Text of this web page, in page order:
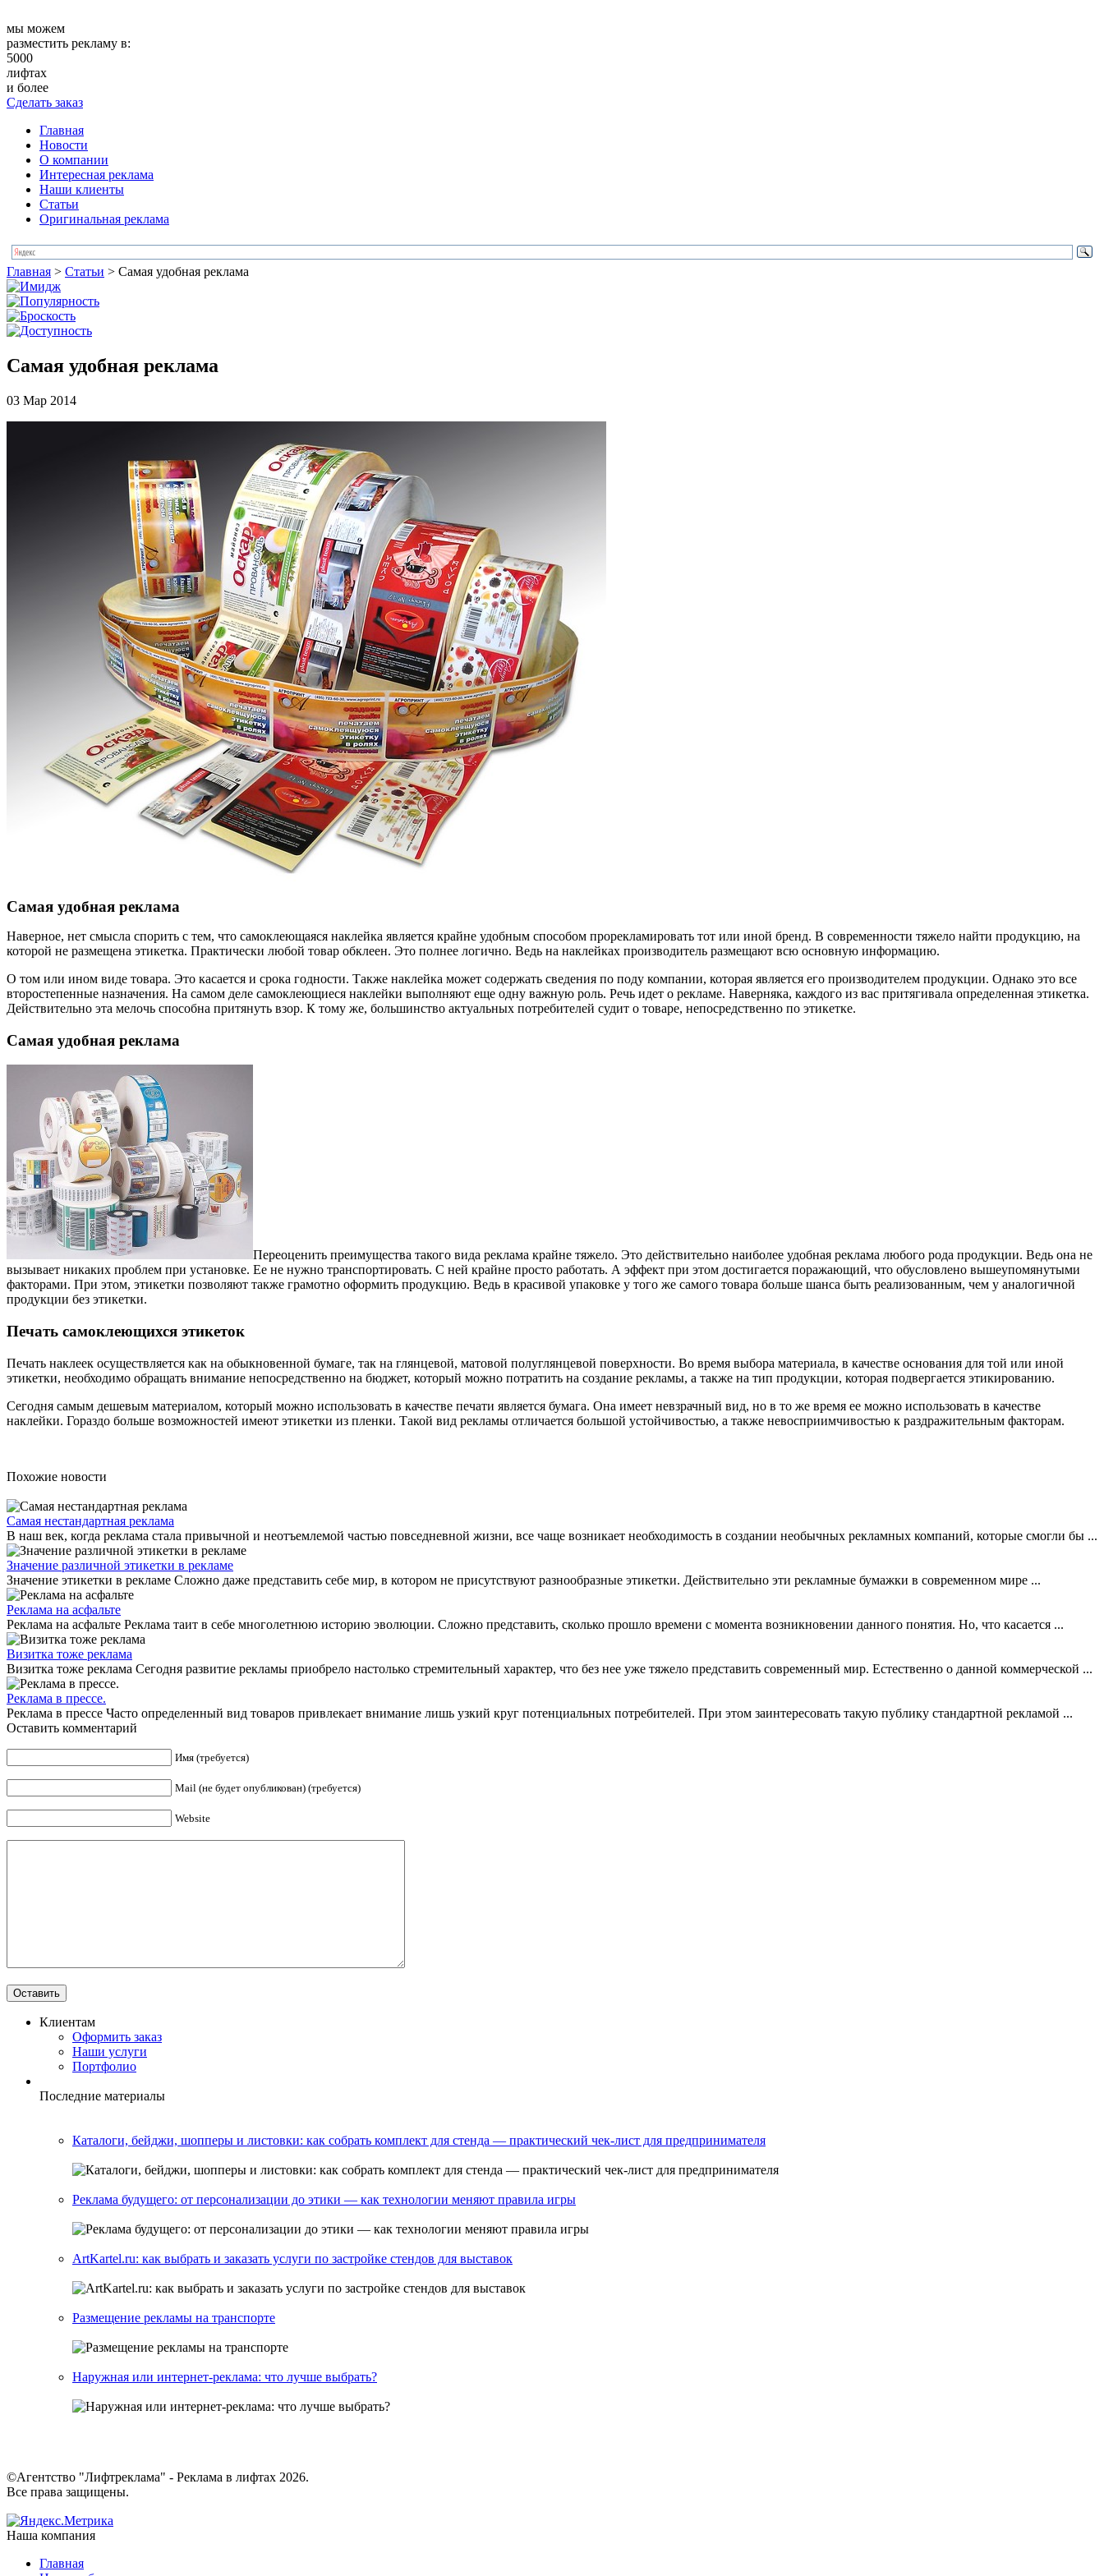
мы можем
разместить рекламу в:
5000
лифтах
и более
Сделать заказ
Главная
Новости
О компании
Интересная реклама
Наши клиенты
Статьи
Оригинальная реклама
Главная > Статьи > Самая удобная реклама
Самая удобная реклама
03 Мар 2014
Самая удобная реклама
Наверное, нет смысла спорить с тем, что самоклеющаяся наклейка является крайне удобным способом прорекламировать тот или иной бренд. В современности тяжело найти продукцию, на
которой не размещена этикетка. Практически любой товар обклеен. Это полнее логично. Ведь на наклейках производитель размещают всю основную информацию.
О том или ином виде товара. Это касается и срока годности. Также наклейка может содержать сведения по поду компании, которая является его производителем продукции. Однако это все
второстепенные назначения. На самом деле самоклеющиеся наклейки выполняют еще одну важную роль. Речь идет о рекламе. Наверняка, каждого из вас притягивала определенная этикетка.
Действительно эта мелочь способна притянуть взор. К тому же, большинство актуальных потребителей судит о товаре, непосредственно по этикетке.
Самая удобная реклама
Переоценить преимущества такого вида реклама крайне тяжело. Это действительно наиболее удобная реклама любого рода продукции. Ведь она не
вызывает никаких проблем при установке. Ее не нужно транспортировать. С ней крайне просто работать. А эффект при этом достигается поражающий, что обусловлено вышеупомянутыми
факторами. При этом, этикетки позволяют также грамотно оформить продукцию. Ведь в красивой упаковке у того же самого товара больше шанса быть реализованным, чем у аналогичной
продукции без этикетки.
Печать самоклеющихся этикеток
Печать наклеек осуществляется как на обыкновенной бумаге, так на глянцевой, матовой полуглянцевой поверхности. Во время выбора материала, в качестве основания для той или иной
этикетки, необходимо обращать внимание непосредственно на бюджет, который можно потратить на создание рекламы, а также на тип продукции, которая подвергается этикированию.
Сегодня самым дешевым материалом, который можно использовать в качестве печати является бумага. Она имеет невзрачный вид, но в то же время ее можно использовать в качестве
наклейки. Гораздо больше возможностей имеют этикетки из пленки. Такой вид рекламы отличается большой устойчивостью, а также невосприимчивостью к раздражительным факторам.
Похожие новости
Самая нестандартная реклама
В наш век, когда реклама стала привычной и неотъемлемой частью повседневной жизни, все чаще возникает необходимость в создании необычных рекламных компаний, которые смогли бы ...
Значение различной этикетки в рекламе
Значение этикетки в рекламе Сложно даже представить себе мир, в котором не присутствуют разнообразные этикетки. Действительно эти рекламные бумажки в современном мире ...
Реклама на асфальте
Реклама на асфальте Реклама таит в себе многолетнюю историю эволюции. Сложно представить, сколько прошло времени с момента возникновении данного понятия. Но, что касается ...
Визитка тоже реклама
Визитка тоже реклама Сегодня развитие рекламы приобрело настолько стремительный характер, что без нее уже тяжело представить современный мир. Естественно о данной коммерческой ...
Реклама в прессе.
Реклама в прессе Часто определенный вид товаров привлекает внимание лишь узкий круг потенциальных потребителей. При этом заинтересовать такую публику стандартной рекламой ...
Оставить комментарий
Имя (требуется)
Mail (не будет опубликован) (требуется)
Website
Клиентам
Оформить заказ
Наши услуги
Портфолио
Последние материалы
Каталоги, бейджи, шопперы и листовки: как собрать комплект для стенда — практический чек-лист для предпринимателя
Реклама будущего: от персонализации до этики — как технологии меняют правила игры
ArtKartel.ru: как выбрать и заказать услуги по застройке стендов для выставок
Размещение рекламы на транспорте
Наружная или интернет-реклама: что лучше выбрать?
©Агентство "Лифтреклама" - Реклама в лифтах 2026.
Все права защищены.
Наша компания
Главная